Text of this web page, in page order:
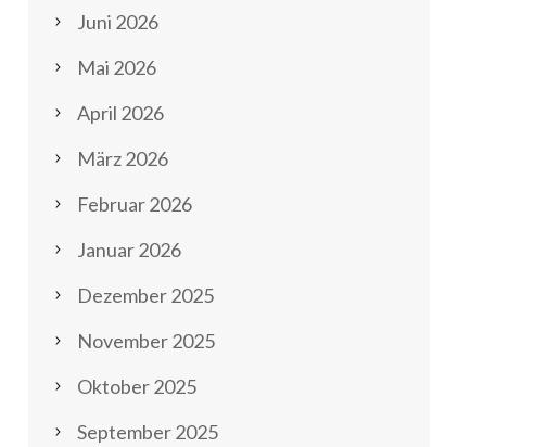
Juni 2026
Mai 2026
April 2026
März 2026
Februar 2026
Januar 2026
Dezember 2025
November 2025
Oktober 2025
September 2025